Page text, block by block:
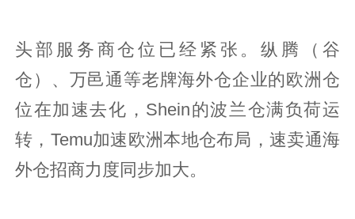
头部服务商仓位已经紧张。纵腾（谷
仓）、万邑通等老牌海外仓企业的欧洲仓
位在加速去化，Shein的波兰仓满负荷运
转，Temu加速欧洲本地仓布局，速卖通海
外仓招商力度同步加大。